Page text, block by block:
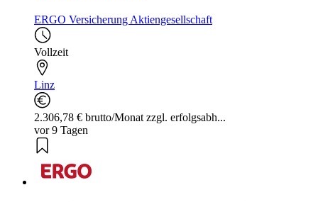
ERGO Versicherung Aktiengesellschaft
Vollzeit
Linz
2.306,78 € brutto/Monat zzgl. erfolgsabh...
vor 9 Tagen